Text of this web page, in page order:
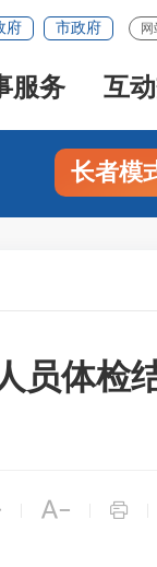
府 市政府
服务 互
长者模
员体检
 